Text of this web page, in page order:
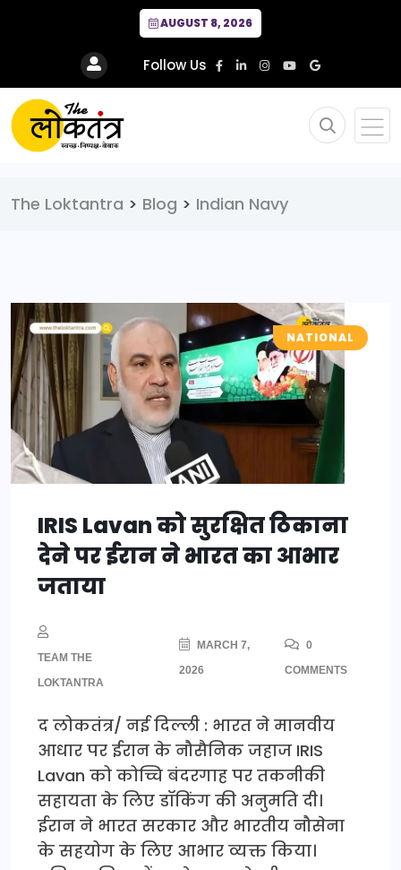
AUGUST 8, 2026
Follow Us
The Loktantra > Blog > Indian Navy
NATIONAL
IRIS Lavan को सुरक्षित ठिकाना
देने पर ईरान ने भारत का आभार
जताया
TEAM THE
LOKTANTRA
MARCH 7,
2026
0
COMMENTS
द लोकतंत्र/ नई दिल्ली : भारत ने मानवीय
आधार पर ईरान के नौसैनिक जहाज IRIS
Lavan को कोच्चि बंदरगाह पर तकनीकी
सहायता के लिए डॉकिंग की अनुमति दी।
ईरान ने भारत सरकार और भारतीय नौसेना
के सहयोग के लिए आभार व्यक्त किया।